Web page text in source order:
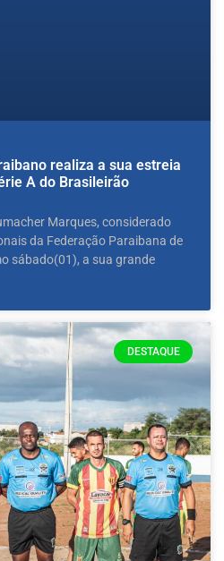
realiza a sua estreia
A do Brasileirão
Marques, considerado
da Federação Paraibana de
sábado(01), a sua grande
DESTAQUE